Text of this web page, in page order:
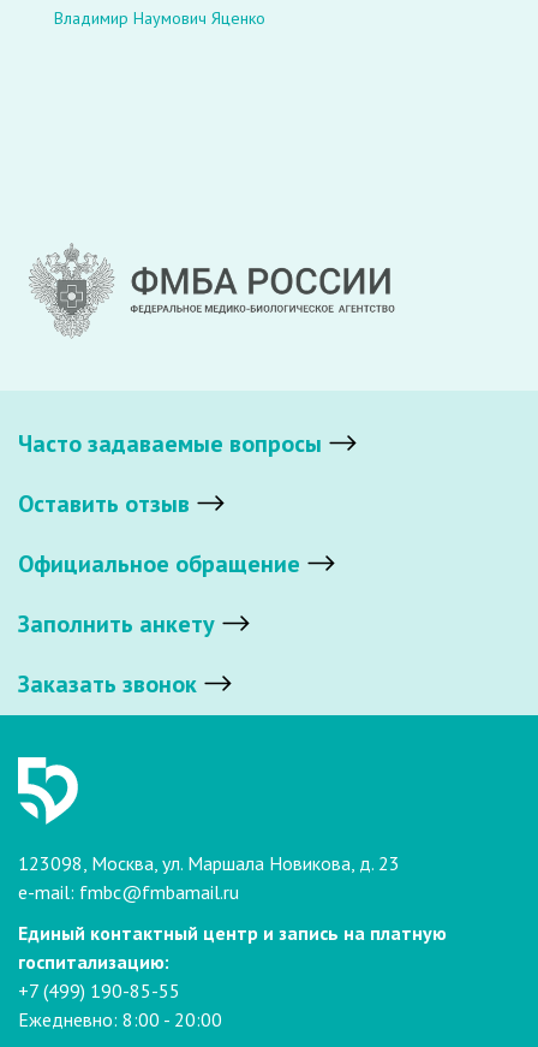
Владимир Наумович Яценко
Часто задаваемые вопросы
Оставить отзыв
Официальное обращение
Заполнить анкету
Заказать звонок
123098, Москва, ул. Маршала Новикова, д. 23
e-mail: fmbc@fmbamail.ru
Единый контактный центр и запись на платную
госпитализацию:
+7 (499) 190-85-55
Ежедневно: 8:00 - 20:00